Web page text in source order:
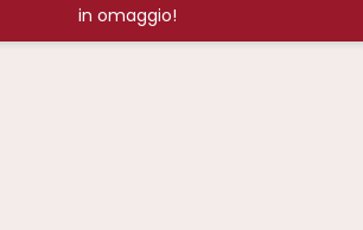
in omaggio!